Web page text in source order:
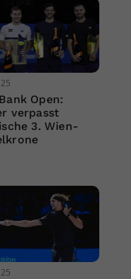
Open:
verpasst
3. Wien-